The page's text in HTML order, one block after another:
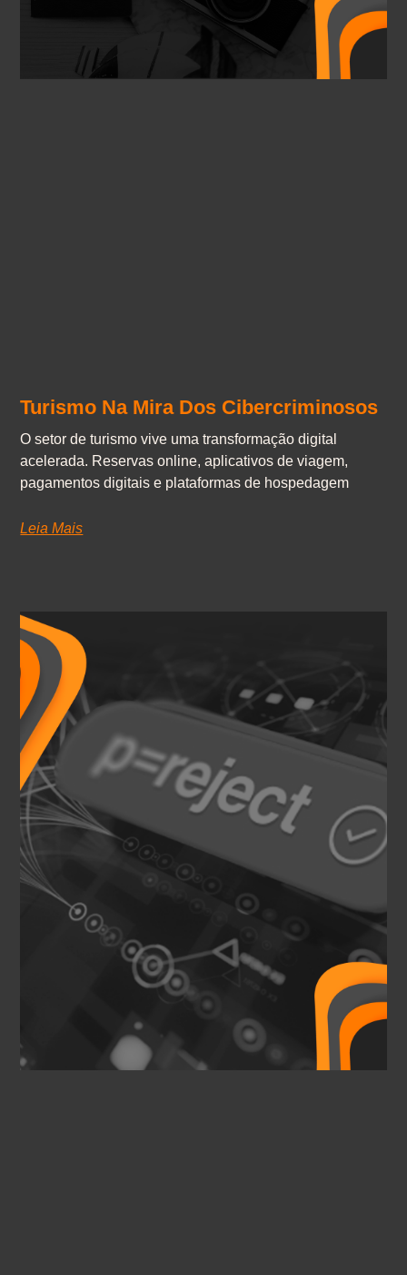
Turismo Na Mira Dos Cibercriminosos
O setor de turismo vive uma transformação digital
acelerada. Reservas online, aplicativos de viagem,
pagamentos digitais e plataformas de hospedagem
Leia Mais